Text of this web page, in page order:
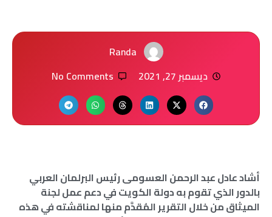
Randa
ديسمبر 27, 2021
No Comments
أشاد عادل عبد الرحمن العسومى رئيس البرلمان العربي
بالدور الذي تقوم به دولة الكويت في دعم عمل لجنة
الميثاق من خلال التقرير المُقدَّم منها لمناقشته في هذه